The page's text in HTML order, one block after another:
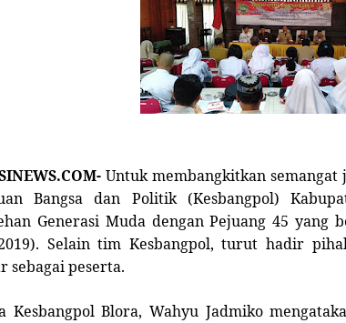
Untuk membangkitkan semangat
Bangsa dan Politik (Kesbangpol)
Generasi Muda dengan Pejuang 45 yang
Selain tim Kesbangpol, turut hadir
sebagai peserta.
Kesbangpol Blora, Wahyu Jadmiko